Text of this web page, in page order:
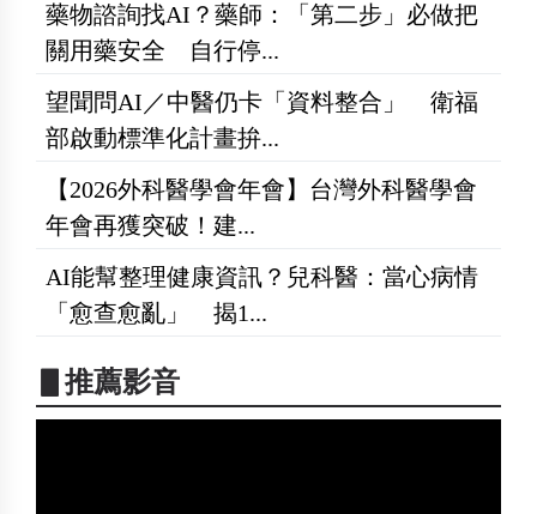
藥物諮詢找AI？藥師：「第二步」必做把
關用藥安全 自行停...
望聞問AI／中醫仍卡「資料整合」 衛福
部啟動標準化計畫拚...
【2026外科醫學會年會】台灣外科醫學會
年會再獲突破！建...
AI能幫整理健康資訊？兒科醫：當心病情
「愈查愈亂」 揭1...
▋推薦影音